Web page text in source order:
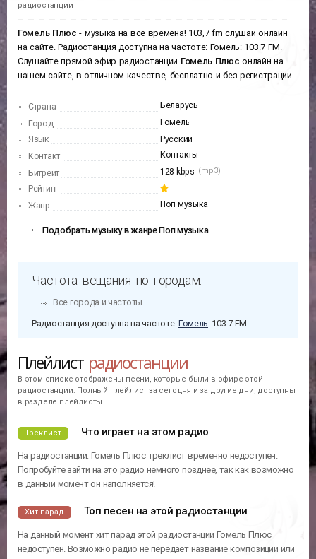
радиостанции
Гомель Плюс - музыка на все времена! 103,7 fm слушай онлайн
на сайте. Радиостанция доступна на частоте: Гомель: 103.7 FM.
Слушайте прямой эфир радиостанции Гомель Плюсонлайн на
нашем сайте, в отличном качестве, бесплатно и без регистрации.
Страна
Беларусь
Город
Гомель
Язык
Русский
Контакт
Контакты
Битрейт
128 kbps (mp3)
Рейтинг
Жанр
Поп музыка
Подобрать музыку в жанре Поп музыка
Частота вещания по городам:
Все города и частоты
Радиостанция доступна на частоте: Гомель: 103.7 FM.
Плейлист радиостанции
В этом списке отображены песни, которые были в эфире этой
радиостанции. Полный плейлист за сегодня и за другие дни, доступны
в разделе плейлисты
Треклист Что играет на этом радио
На радиостанции: Гомель Плюс треклист временно недоступен.
Попробуйте зайти на это радио немного позднее, так как возможно
в данный момент он наполняется!
Хит парад Топ песен на этой радиостанции
На данный момент хит парад этой радиостанции Гомель Плюс
недоступен. Возможно радио не передает название композиций или